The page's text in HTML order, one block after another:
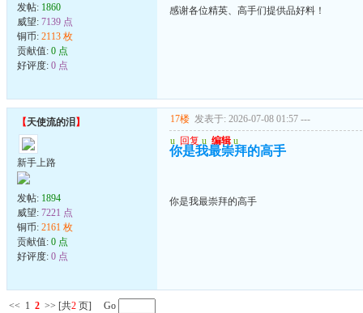
发帖: 1860
威望: 7139 点
铜币: 2113 枚
贡献值: 0 点
好评度: 0 点
感谢各位精英、高手们提供品好料！
【天使流的泪 】
新手上路
发帖: 1894
威望: 7221 点
铜币: 2161 枚
贡献值: 0 点
好评度: 0 点
17楼 发表于: 2026-07-08 01:57 ---
u 回复 u 编辑 u
你是我最崇拜的高手
你是我最崇拜的高手
<< 1 2 >> [共2 页] Go